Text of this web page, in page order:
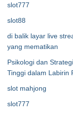
slot777
slot88
di balik layar live
yang mematikan
Psikologi dan
Tinggi dalam Labirin
slot mahjong
slot777